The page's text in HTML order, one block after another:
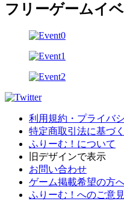
フリーゲームイ
利用規約・プライバ
特定商取引法に基づ
ふりーむ！について
旧デザインで表示
お問い合わせ
ゲーム掲載希望の方
ふりーむ！へのご意